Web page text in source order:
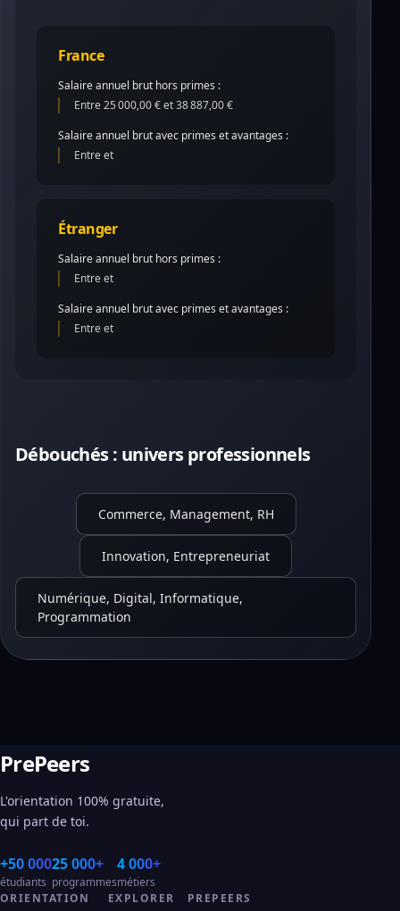
France
Salaire annuel brut hors primes :
Entre 25 000,00 € et 38 887,00 €
Salaire annuel brut avec primes et avantages :
Entre et
Étranger
Salaire annuel brut hors primes :
Entre et
Salaire annuel brut avec primes et avantages :
Entre et
Débouchés : univers professionnels
Commerce, Management, RH
Innovation, Entrepreneuriat
Numérique, Digital, Informatique,
Programmation
PrePeers
L'orientation 100% gratuite,
qui part de toi.
+50 000
étudiants
25 000+
programmes
4 000+
métiers
ORIENTATION
EXPLORER PREPEERS